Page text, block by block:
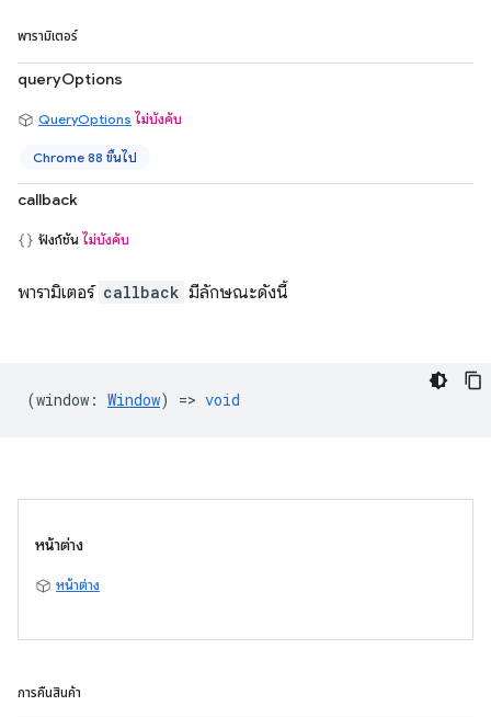
พารามิเตอร์
queryOptions
QueryOptions ไม่บังคับ
Chrome 88 ขึ้นไป
callback
ฟังก์ชัน ไม่บังคับ
พารามิเตอร์ callback มีลักษณะดังนี้
(window : Window) => void
หน้าต่าง
หน้าต่าง
การคืนสินค้า